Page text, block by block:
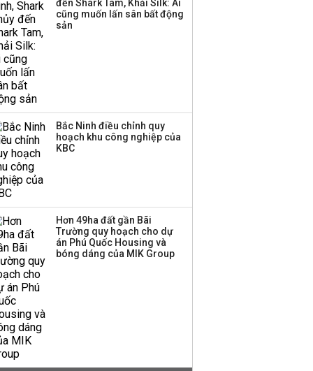
đến Shark Tam, Khải Silk: Ai
cũng muốn lấn sân bất động
sản
Bắc Ninh điều chỉnh quy
hoạch khu công nghiệp của
KBC
Hơn 49ha đất gần Bãi
Trường quy hoạch cho dự
án Phú Quốc Housing và
bóng dáng của MIK Group